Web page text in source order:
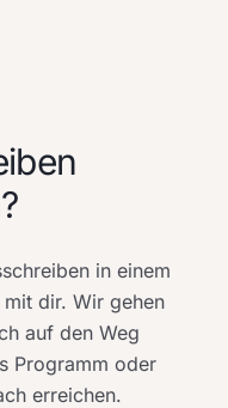
in einem
dir. Wir gehen
auf den Weg
Programm oder
erreichen.